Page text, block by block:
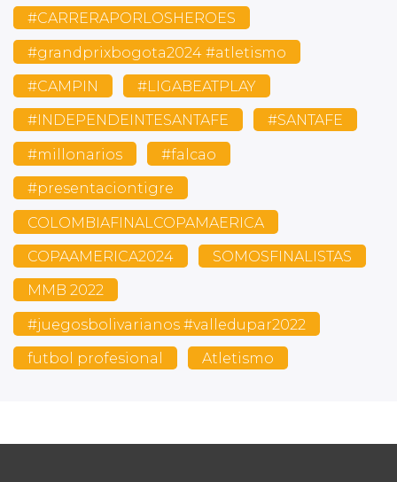
#CARRERAPORLOSHEROES
#grandprixbogota2024 #atletismo
#CAMPIN #LIGABEATPLAY
#INDEPENDEINTESANTAFE #SANTAFE
#millonarios #falcao
#presentaciontigre
COLOMBIAFINALCOPAMAERICA
COPAAMERICA2024 SOMOSFINALISTAS
MMB 2022
#juegosbolivarianos #valledupar2022
futbol profesional Atletismo